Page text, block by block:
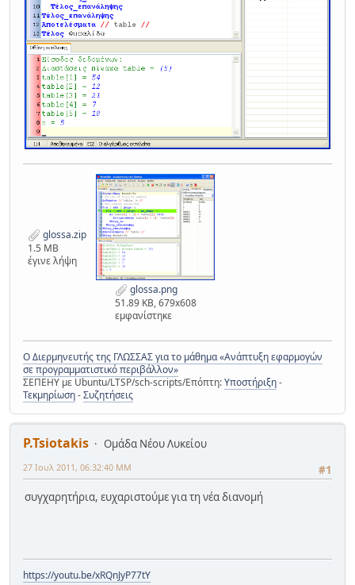
glossa.zip
1.5 MB
έγινε λήψη
glossa.png
51.89 KB, 679x608
εμφανίστηκε
Ο Διερμηνευτής της ΓΛΩΣΣΑΣ για το μάθημα «Ανάπτυξη εφαρμογών
σε προγραμματιστικό περιβάλλον»
ΣΕΠΕΗΥ με Ubuntu/LTSP/sch-scripts/Επόπτη:Υποστήριξη-
Τεκμηρίωση-Συζητήσεις
P.Tsiotakis
Ομάδα Νέου Λυκείου
#1
27 Ιουλ 2011, 06:32:40 ΜΜ
συγχαρητήρια, ευχαριστούμε για τη νέα διανομή
https://youtu.be/xRQnJyP77tY